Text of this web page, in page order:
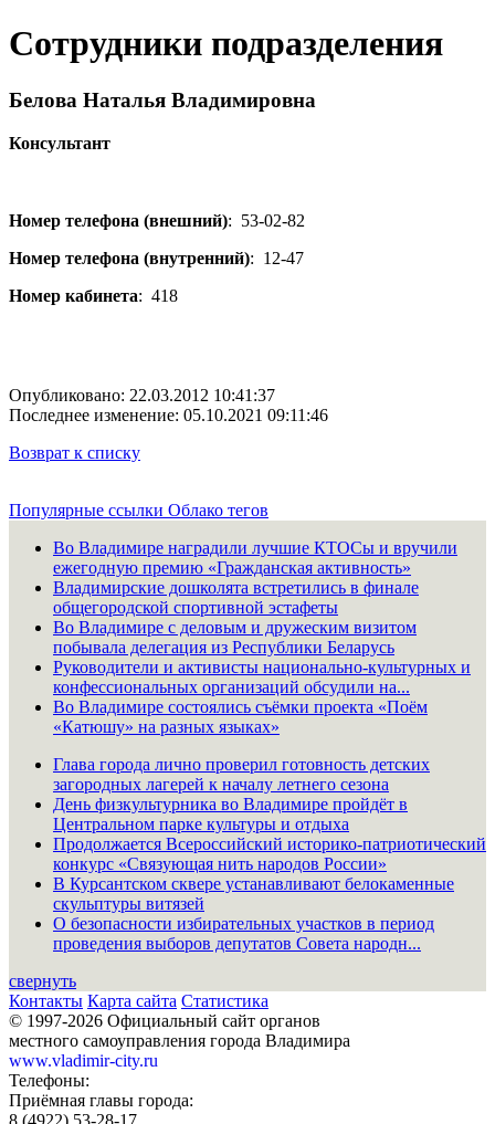
Сотрудники подразделения
Белова Наталья Владимировна
Консультант
Номер телефона (внешний): 53-02-82
Номер телефона (внутренний): 12-47
Номер кабинета: 418
Опубликовано: 22.03.2012 10:41:37
Последнее изменение: 05.10.2021 09:11:46
Возврат к списку
Популярные ссылки Облако тегов
Во Владимире наградили лучшие КТОСы и вручили
ежегодную премию «Гражданская активность»
Владимирские дошколята встретились в финале
общегородской спортивной эстафеты
Во Владимире с деловым и дружеским визитом
побывала делегация из Республики Беларусь
Руководители и активисты национально-культурных и
конфессиональных организаций обсудили на...
Во Владимире состоялись съёмки проекта «Поём
«Катюшу» на разных языках»
Глава города лично проверил готовность детских
загородных лагерей к началу летнего сезона
День физкультурника во Владимире пройдёт в
Центральном парке культуры и отдыха
Продолжается Всероссийский историко-патриотический
конкурс «Связующая нить народов России»
В Курсантском сквере устанавливают белокаменные
скульптуры витязей
О безопасности избирательных участков в период
проведения выборов депутатов Совета народн...
свернуть
Контакты Карта сайта Статистика
© 1997-2026 Официальный сайт органов
местного самоуправления города Владимира
www.vladimir-city.ru
Телефоны:
Приёмная главы города:
8 (4922) 53-28-17